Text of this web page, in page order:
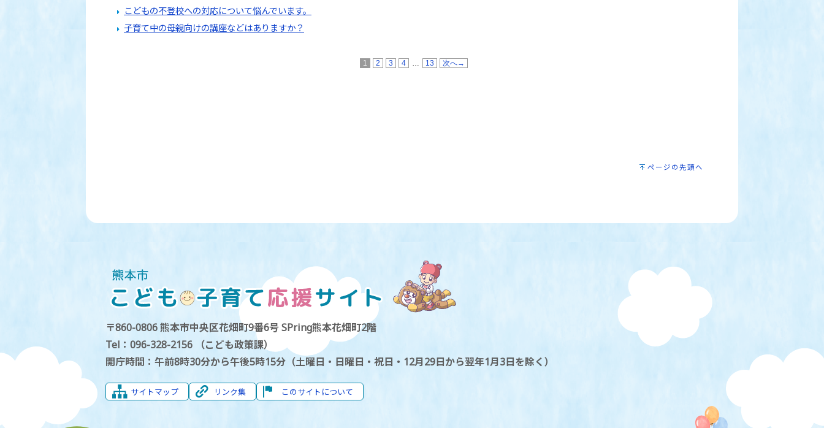
こどもの不登校への対応について悩んでいます。
子育て中の母親向けの講座などはありますか？
1 2 3 4 13 次へ→
ページの先頭へ
〒860-0806 熊本市中央区花畑町9番6号 SPring熊本花畑町2階
Tel：096-328-2156 （こども政策課）
開庁時間：午前8時30分から午後5時15分（土曜日・日曜日・祝日・12月29日から翌年1月3日を除く）
サイトマップ リンク集 このサイトについて